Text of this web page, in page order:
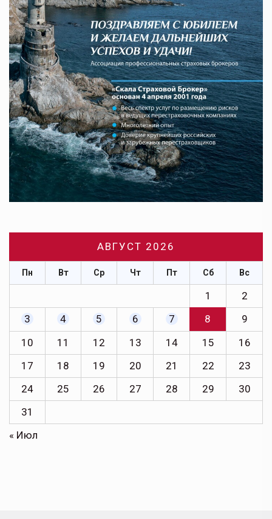
АВГУСТ 2026
Пн Вт Ср Чт Пт Сб Вс
1
2
3
4 5 6 7 8
9
10
11 12 13 14 15
16
17
18 19 20 21 22
23
24
25 26 27 28 29
30
31
« Июл